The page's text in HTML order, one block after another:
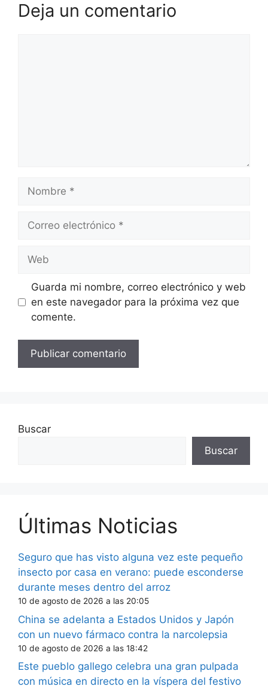
Deja un comentario
electrónico
Guarda mi nombre, correo electrónico y web
en este navegador para la próxima vez que
comente.
Buscar
Buscar
Últimas Noticias
Seguro que has visto alguna vez este pequeño
insecto por casa en verano: puede esconderse
durante meses dentro del arroz
10 de agosto de 2026 a las 20:05
China se adelanta a Estados Unidos y Japón
con un nuevo fármaco contra la narcolepsia
10 de agosto de 2026 a las 18:42
Este pueblo gallego celebra una gran pulpada
con música en directo en la víspera del festivo